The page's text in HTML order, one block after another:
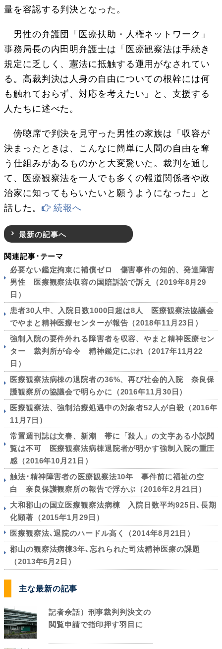
量を容認する判決となった。
男性の弁護団「医療扶助・人権ネットワーク」
事務局長の内田明弁護士は「医療観察法は手続き
規定に乏しく、憲法に抵触する運用がなされてい
る。高裁判決は人身の自由についての根幹には何
も触れておらず、対応を考えたい」と、支援する
人たちに述べた。
傍聴席で判決を見守った男性の家族は「収容が
決まったときは、こんなに簡単に人間の自由を奪
う仕組みがあるものかと大変驚いた。裁判を通し
て、医療観察法を一人でも多くの報道関係者や政
治家に知ってもらいたいと願うようになった」と
話した。
続報へ
最新の記事へ
関連記事･テーマ
必要ない鑑定拘束に補償ゼロ 傷害事件の知的、発達障害
男性 医療観察法収容の国賠訴訟で訴え（2019年8月29
日）
患者30人中、入院日数1000日超は8人 医療観察法協議会
でやまと精神医療センターが報告（2018年11月23日）
強制入院の要件外れる障害者を収容、やまと精神医療セン
ター 裁判所が命令 精神鑑定にぶれ（2017年11月22
日）
医療観察法病棟の退院者の36%、再び社会的入院 奈良保
護観察所の協議会で明らかに（2016年11月30日）
医療観察法、強制治療処遇中の対象者52人が自殺（2016年
11月7日）
常置週刊誌は文春、新潮 帯に「殺人」の文字ある小説閲
覧は不可 医療観察法病棟退院者が明かす強制入院の重圧
感（2016年10月21日）
触法･精神障害者の医療観察法10年 事件前に福祉の空
白 奈良保護観察所の報告で浮かぶ（2016年2月21日）
大和郡山の国立医療観察法病棟 入院日数平均925日､長期
化顕著（2015年1月29日）
医療観察法､退院のハードル高く（2014年8月21日）
郡山の観察法病棟3年､忘れられた司法精神医療の課題
（2013年6月2日）
主な最新の記事
記者余話）刑事裁判判決文の
閲覧申請で指印押す羽目に